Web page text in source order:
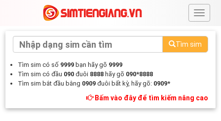
#
Tìm sim
Tìm sim có số 9999 bạn hãy gõ 9999
Tìm sim có đầu 090 đuôi 8888 hãy gõ 090*8888
Tìm sim bắt đầu bằng 0909 đuôi bất kỳ, hãy gõ: 0909*
Bấm vào đây để tìm kiếm nâng cao